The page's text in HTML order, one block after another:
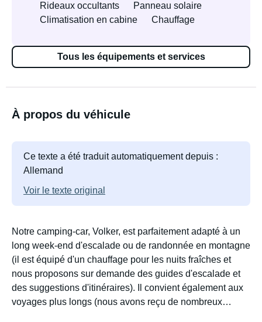
Rideaux occultants
Panneau solaire
Climatisation en cabine
Chauffage
Tous les équipements et services
À propos du véhicule
Ce texte a été traduit automatiquement depuis :
Allemand
Voir le texte original
Notre camping-car, Volker, est parfaitement adapté à un
long week-end d'escalade ou de randonnée en montagne
(il est équipé d'un chauffage pour les nuits fraîches et
nous proposons sur demande des guides d'escalade et
des suggestions d'itinéraires). Il convient également aux
voyages plus longs (nous avons reçu de nombreux